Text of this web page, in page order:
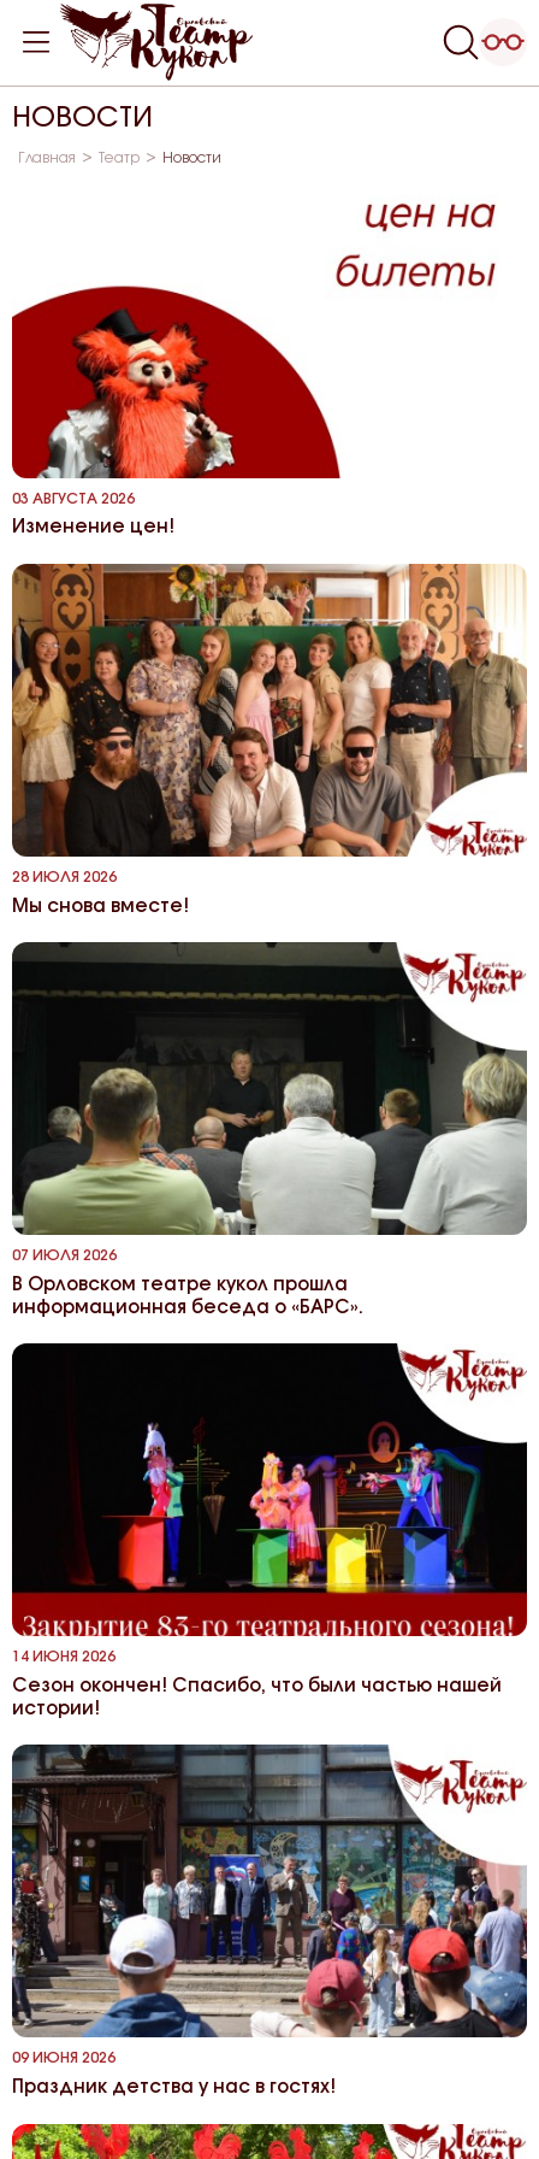
НОВОСТИ
Главная Театр Новости
03 АВГУСТА 2026
Изменение цен!
28 ИЮЛЯ 2026
Мы снова вместе!
07 ИЮЛЯ 2026
В Орловском театре кукол прошла
информационная беседа о «БАРС».
14 ИЮНЯ 2026
Сезон окончен! Спасибо, что были частью нашей
истории!
09 ИЮНЯ 2026
Праздник детства у нас в гостях!